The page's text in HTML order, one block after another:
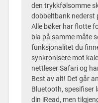
den trykkfølsomme
dobbeltbank nederst
Alle bøker har flotte
bla på samme måte
funksjonalitet du
synkronisere mot
nettleser Safari og
Best av alt! Det går
Bluetooth, spesifiser
din iRead, men